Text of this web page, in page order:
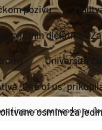
pozivu
djelatnika
Università
„One of us“
osmine za
Lingue na spomendan sv.